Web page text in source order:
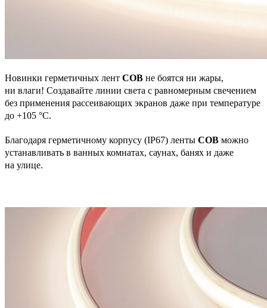
Новинки герметичных лент COB не боятся ни жары,
ни влаги! Создавайте линии света с равномерным свечением
без применения рассеивающих экранов даже при температуре
до +105 °С.
Благодаря герметичному корпусу (IP67) ленты COB можно
устанавливать в ванных комнатах, саунах, банях и даже
на улице.